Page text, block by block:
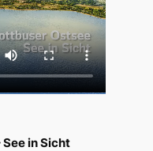
in Sicht